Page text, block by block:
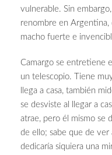
vulnerable. Sin
renombre en
macho fuerte e
Camargo se entretiene
un telescopio. Tiene
llega a casa, también
se desviste al llegar a
atrae, pero él mismo se
de ello; sabe que de ver
dedicaría siquiera una